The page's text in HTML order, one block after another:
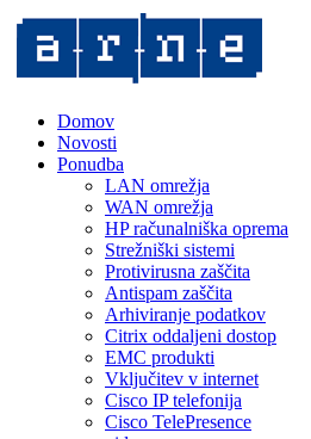
Domov
Novosti
Ponudba
LAN omrežja
WAN omrežja
HP računalniška oprema
Strežniški sistemi
Protivirusna zaščita
Antispam zaščita
Arhiviranje podatkov
Citrix oddaljeni dostop
EMC produkti
Vključitev v internet
Cisco IP telefonija
Cisco TelePresence